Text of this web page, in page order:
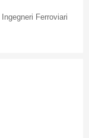
Ingegneri Ferroviari